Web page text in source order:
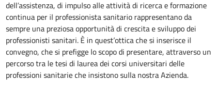
dell’assistenza, di impulso alle attività di ricerca e formazione
continua per il professionista sanitario rappresentano da
sempre una preziosa opportunità di crescita e sviluppo dei
professionisti sanitari. È in quest’ottica che si inserisce il
convegno, che si prefigge lo scopo di presentare, attraverso un
percorso tra le tesi di laurea dei corsi universitari delle
professioni sanitarie che insistono sulla nostra Azienda.